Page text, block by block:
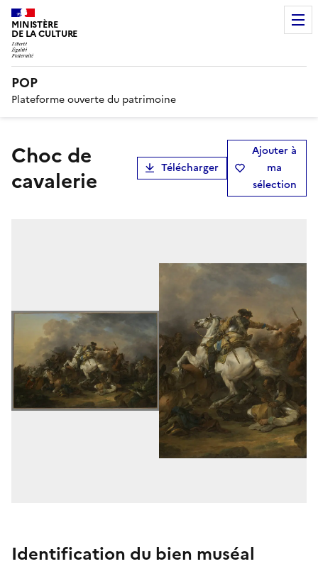
MINISTÈRE
DE LA CULTURE
POP
Plateforme ouverte du patrimoine
Choc de
cavalerie
Télécharger
Ajouter à
ma
sélection
Identification du bien muséal